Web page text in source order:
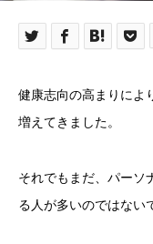
健康志向の高まりによ
増えてきました。
それでもまだ、パーソ
る人が多いのではない